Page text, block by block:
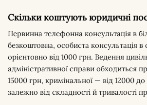
Скільки коштують юридичні
Первинна телефонна консультація в
безкоштовна, особиста консультація в
орієнтовно від 1000 грн. Ведення
адміністративної справи обходиться
15000 грн, кримінальної — від 12000
залежно від складності й тривалості